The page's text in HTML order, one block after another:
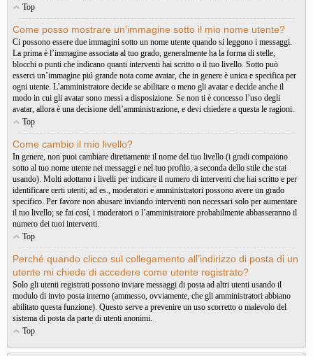
Top
Come posso mostrare un’immagine sotto il mio nome utente?
Ci possono essere due immagini sotto un nome utente quando si leggono i messaggi.
La prima è l’immagine associata al tuo grado, generalmente ha la forma di stelle,
blocchi o punti che indicano quanti interventi hai scritto o il tuo livello. Sotto può
esserci un’immagine piú grande nota come avatar, che in genere è unica e specifica per
ogni utente. L’amministratore decide se abilitare o meno gli avatar e decide anche il
modo in cui gli avatar sono messi a disposizione. Se non ti è concesso l’uso degli
avatar, allora è una decisione dell’amministrazione, e devi chiedere a questa le ragioni.
Top
Come cambio il mio livello?
In genere, non puoi cambiare direttamente il nome del tuo livello (i gradi compaiono
sotto al tuo nome utente nei messaggi e nel tuo profilo, a seconda dello stile che stai
usando). Molti adottano i livelli per indicare il numero di interventi che hai scritto e per
identificare certi utenti; ad es., moderatori e amministratori possono avere un grado
specifico. Per favore non abusare inviando interventi non necessari solo per aumentare
il tuo livello; se fai cosí, i moderatori o l’amministratore probabilmente abbasseranno il
numero dei tuoi interventi.
Top
Perché quando clicco sul collegamento all’indirizzo di posta di un
utente mi chiede di accedere come utente registrato?
Solo gli utenti registrati possono inviare messaggi di posta ad altri utenti usando il
modulo di invio posta interno (ammesso, ovviamente, che gli amministratori abbiano
abilitato questa funzione). Questo serve a prevenire un uso scorretto o malevolo del
sistema di posta da parte di utenti anonimi.
Top